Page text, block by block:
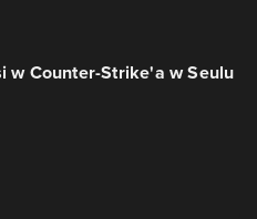
w Counter-Strike'a w Seulu